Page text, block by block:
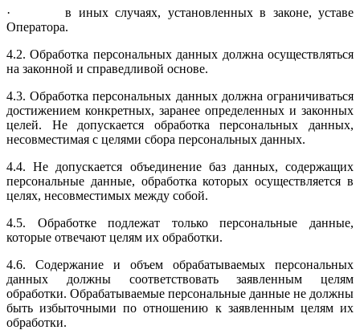
· в иных случаях, установленных в законе, уставе
Оператора.
4.2. Обработка персональных данных должна осуществляться
на законной и справедливой основе.
4.3. Обработка персональных данных должна ограничиваться
достижени­ем конкретных, заранее определенных и законных
целей. Не допускается обработка персональных данных,
несовместимая с целями сбора персо­нальных данных.
4.4. Не допускается объединение баз данных, содержащих
персональные данные, обработка которых осуществляется в
целях, несовместимых меж­ду собой.
4.5. Обработке подлежат только персональные данные,
которые отвечают целям их обработки.
4.6. Содержание и объем обрабатываемых персональных
данных должны соответствовать заявленным целям
обработки. Обрабатываемые персо­нальные данные не должны
быть избыточными по отношению к заявлен­ным целям их
обработки.